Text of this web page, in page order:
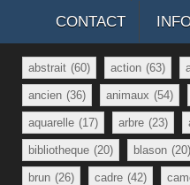
CONTACT
abstrait (60) action (63)
ancien (36) animaux (54)
aquarelle (17) arbre (23)
bibliotheque (20) blason (20)
brun (26) cadre (42)